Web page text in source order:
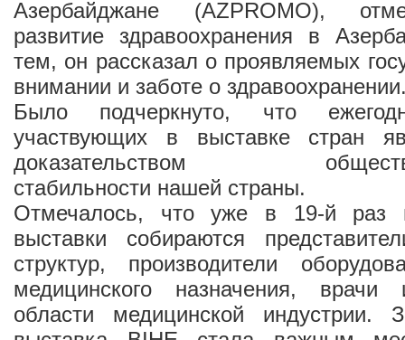
Азербайджане (AZPROMO),
развитие здравоохранения в
тем, он рассказал о проявляемых
внимании и заботе о
Было подчеркнуто, что
участвующих в выставке стран
доказательством
стабильности нашей страны.
Отмечалось, что уже в 19-й раз
выставки собираются
структур, производители
медицинского назначения,
области медицинской индустрии.